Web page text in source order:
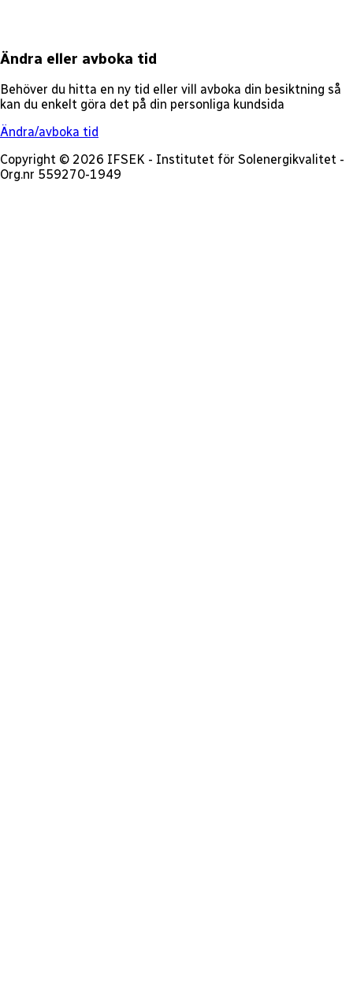
Ändra eller avboka tid
Behöver du hitta en ny tid eller vill avboka din besiktning så
kan du enkelt göra det på din personliga kundsida
Ändra/avboka tid
Copyright © 2026 IFSEK - Institutet för Solenergikvalitet -
Org.nr 559270-1949